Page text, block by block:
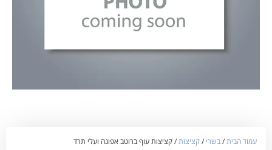
עמוד הבית/בשרי /קציצות/ קציצות עוף ברוטב אפונה ועלי תרד